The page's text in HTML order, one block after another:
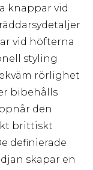
knappar vid
vid höfterna
styling
rörlighet
bibehålls
den
brittiskt
definierade
skapar en